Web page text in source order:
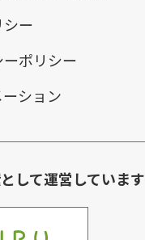
ー
ポリシー
ション
して運営しています